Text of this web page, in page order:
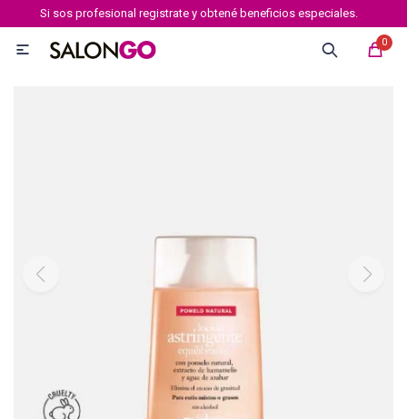
Si sos profesional registrate y obtené beneficios especiales.
0

MI CUENTA
Igora vibrance
Igora Color 10